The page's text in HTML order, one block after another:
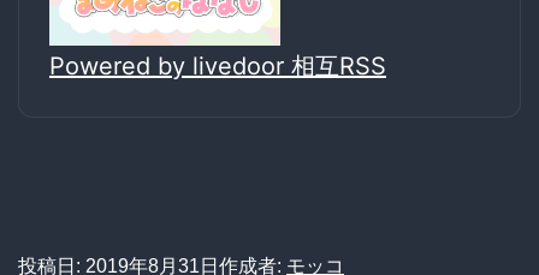
Powered by livedoor 相互RSS
投稿日: 2019年8月31日 作成者: モッコ